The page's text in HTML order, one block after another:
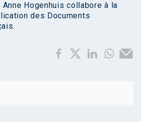
Hogenhuis collabore à la
des Documents